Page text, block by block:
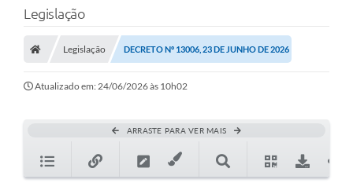
Principal
Nossa Cidade
Secretarias
Transparência
Legislação
Legislação DECRETO Nº 13006, 23 DE JUNHO DE 2026
Atualizado em: 24/06/2026 às 10h02
ARRASTE PARA VER MAIS